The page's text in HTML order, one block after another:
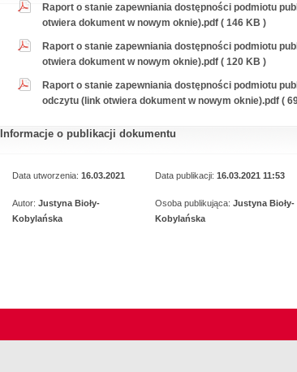
Raport o stanie zapewniania dostępności podmiotu
otwiera dokument w nowym oknie).pdf ( 146 KB )
Raport o stanie zapewniania dostępności podmiotu
otwiera dokument w nowym oknie).pdf ( 120 KB )
Raport o stanie zapewniania dostępności podmiotu
odczytu (link otwiera dokument w nowym oknie).pdf (
Informacje o publikacji dokumentu
Data utworzenia: 16.03.2021 Data publikacji: 16.03.2021 11:53
Autor: Justyna Bioły-
Kobylańska
Osoba publikująca: Justyna Bioły-
Kobylańska